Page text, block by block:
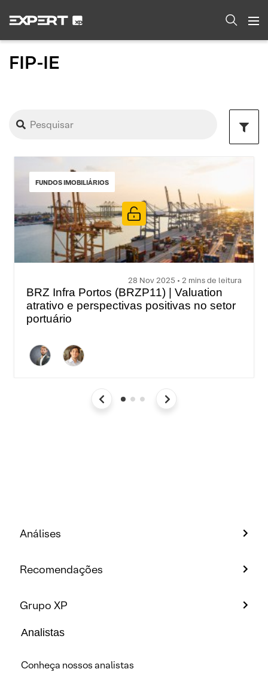
FIP-IE
FUNDOS IMOBILIÁRIOS
28 Nov 2025 • 2 mins de leitura
BRZ Infra Portos (BRZP11) | Valuation
atrativo e perspectivas positivas no setor
portuário
Análises
Recomendações
Grupo XP
Analistas
Conheça nossos analistas